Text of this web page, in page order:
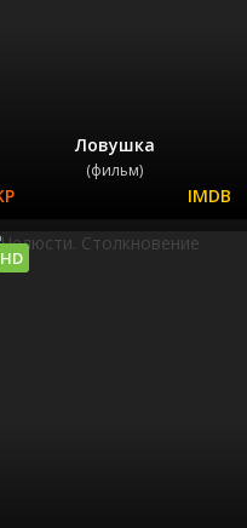
Ловушка
(фильм)
HD